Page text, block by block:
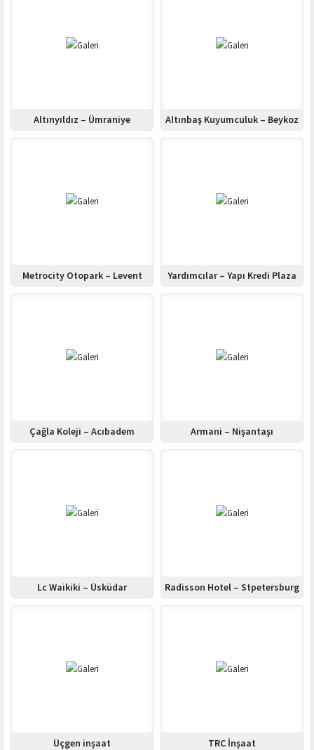
Altınyıldız – Ümraniye Altınbaş Kuyumculuk – Beykoz
Metrocity Otopark – Levent Yardımcılar – Yapı Kredi Plaza
Çağla Koleji – Acıbadem Armani – Nişantaşı
Lc Waikiki – Üsküdar Radisson Hotel – Stpetersburg
Üçgen inşaat TRC İnşaat